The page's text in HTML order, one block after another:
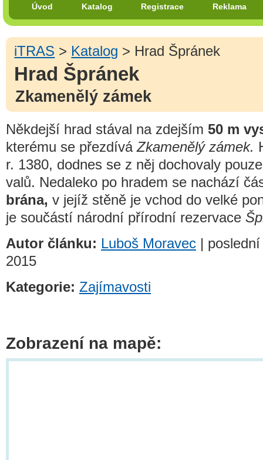
Úvod Katalog Registrace Reklama
iTRAS > Katalog > Hrad Špránek
Hrad Špránek
Zkamenělý zámek
Někdejší hrad stával na zdejším 50 m
kterému se přezdíváZkamenělý zámek.
r. 1380, dodnes se z něj dochovaly
valů. Nedaleko po hradem se nachází
brána, v jejíž stěně je vchod do velké
je součástí národní přírodní rezervace
Autor článku: Luboš Moravec |
2015
Kategorie: Zajímavosti
Zobrazení na mapě: